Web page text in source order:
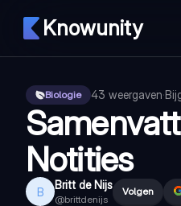
Knowunity
Biologie 43 weergaven·
Notities
B Britt de Nijs
@brittdenijs
Volgen